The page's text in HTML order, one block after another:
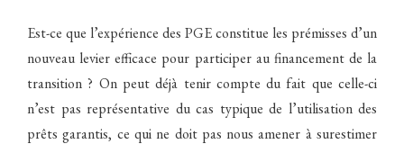
Est-ce que l’expérience des PGE constitue les prémisses d’un
nouveau levier efficace pour participer au financement de la
transition ? On peut déjà tenir compte du fait que celle-ci
n’est pas représentative du cas typique de l’utilisation des
prêts garantis, ce qui ne doit pas nous amener à surestimer